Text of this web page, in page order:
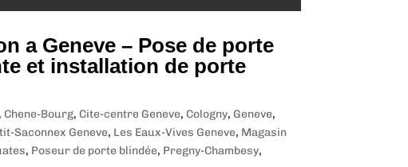
a Geneve – Pose de porte
et installation de porte
, Chene-Bourg, Cite-centre Geneve, Cologny, Geneve,
Saconnex Geneve, Les Eaux-Vives Geneve, Magasin
, Poseur de porte blindée, Pregny-Chambesy,